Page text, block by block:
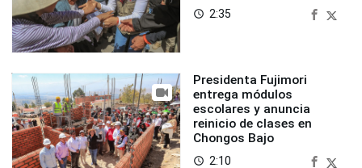
access_time 2:35
Presidenta Fujimori
entrega módulos
escolares y anuncia
reinicio de clases en
Chongos Bajo
access_time 2:10